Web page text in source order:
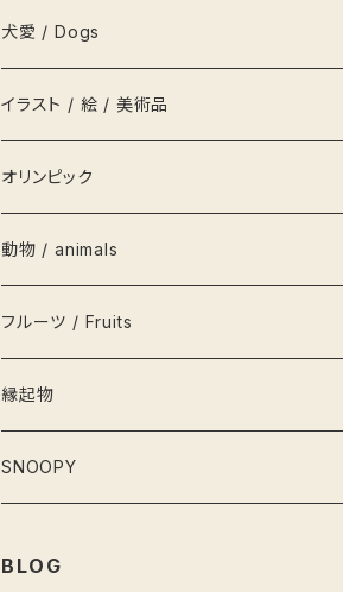
ネクタイ
履物
衣類
お盆
枡
グラス
茶碗
栓抜き
水筒
灰皿
貯金箱
鏡
リボン
シール
キャップ
栞
カード
吉祥メモ帳 A5スリム
化粧箱
パズル
お人形 DOLLS
積み木
かるた
輪投げ
こけし
フィギュア
犬愛 / Dogs
イラスト / 絵 / 美術品
オリンピック
動物 / animals
ペンギン
犬
猫
フルーツ / Fruits
縁起物
お雛さま
SNOOPY
BLOG